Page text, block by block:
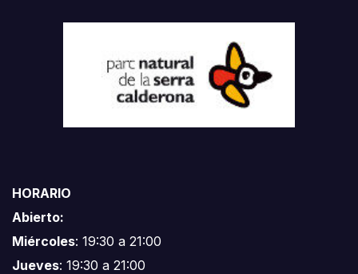
HORARIO
Abierto:
Miércoles: 19:30 a 21:00
Jueves: 19:30 a 21:00